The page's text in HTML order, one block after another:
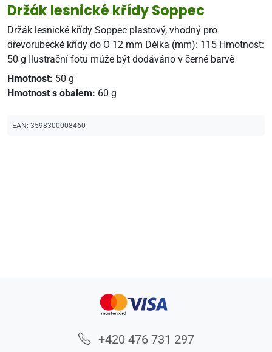
Držák lesnické křídy Soppec
Držák lesnické křídy Soppec plastový, vhodný pro
dřevorubecké křídy do O 12 mm Délka (mm): 115 Hmotnost:
50 g Ilustrační fotu může být dodáváno v černé barvě
Hmotnost: 50 g
Hmotnost s obalem: 60 g
EAN: 3598300008460
+420 476 731 297